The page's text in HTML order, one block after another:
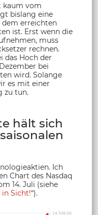
kaum vom
bislang eine
erreichten
ist. Erst wenn die
muss
rechnen.
das Hoch der
bei
wird. Solange
es mit einer
zu tun.
hält sich
Ich
Chart des Nasdaq
14. Juli (siehe
in Sicht!“).